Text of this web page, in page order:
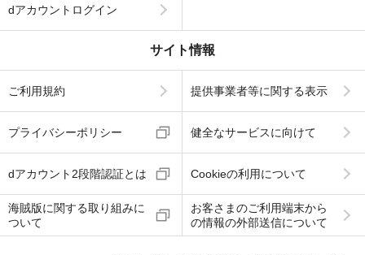
dアカウントログイン
サイト情報
ご利用規約 提供事業者等に関する表示
プライバシーポリシー 健全なサービスに向けて
dアカウント2段階認証とは Cookieの利用について
海賊版に関する取り組みに
ついて
お客さまのご利用端末から
の情報の外部送信について